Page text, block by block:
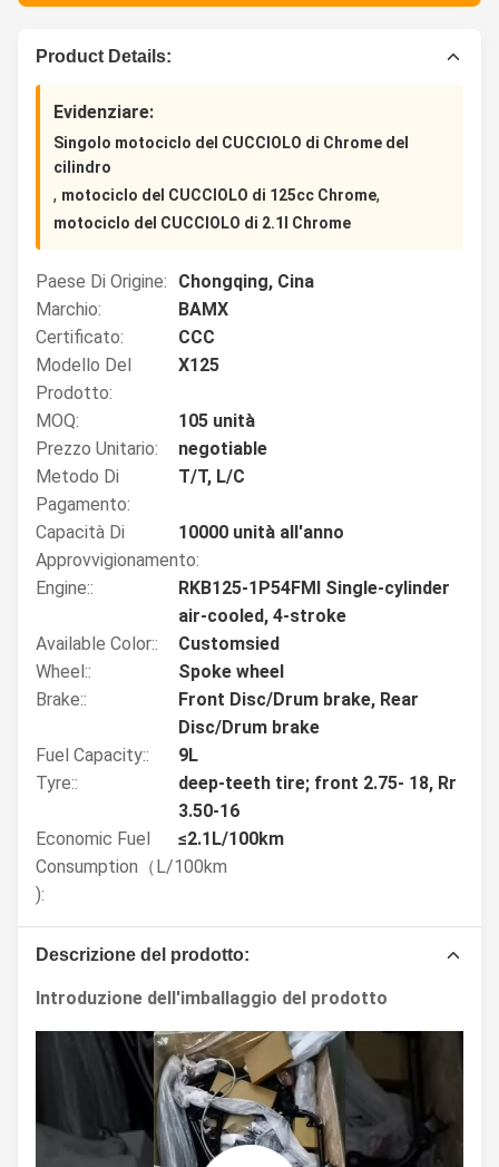
Product Details:
Evidenziare:
Singolo motociclo del CUCCIOLO di Chrome del
cilindro
, motociclo del CUCCIOLO di 125cc Chrome,
motociclo del CUCCIOLO di 2.1l Chrome
Paese Di Origine:
Chongqing, Cina
Marchio:
BAMX
Certificato:
CCC
Modello Del
Prodotto:
X125
MOQ:
105 unità
Prezzo Unitario:
negotiable
Metodo Di
Pagamento:
T/T, L/C
Capacità Di
Approvvigionamento:
10000 unità all'anno
Engine::
RKB125-1P54FMI Single-cylinder
air-cooled, 4-stroke
Available Color::
Customsied
Wheel::
Spoke wheel
Brake::
Front Disc/Drum brake, Rear
Disc/Drum brake
Fuel Capacity::
9L
Tyre::
deep-teeth tire; front 2.75- 18, Rr
3.50-16
Economic Fuel
Consumption（L/100km
):
≤2.1L/100km
Descrizione del prodotto:
Introduzione dell'imballaggio del prodotto